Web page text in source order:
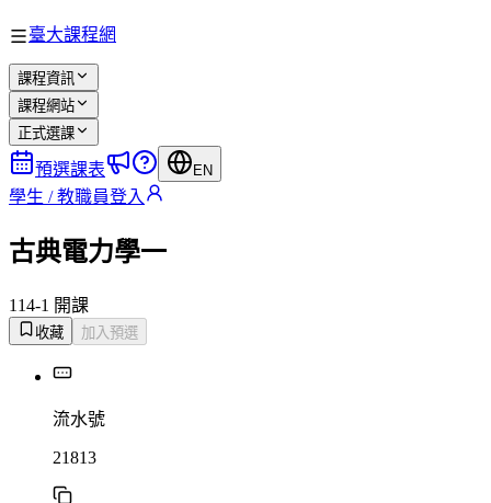
臺大課程網
課程資訊
課程網站
正式選課
預選課表 EN
學生 / 教職員登入
古典電力學一
114-1 開課
收藏 加入預選
流水號
21813